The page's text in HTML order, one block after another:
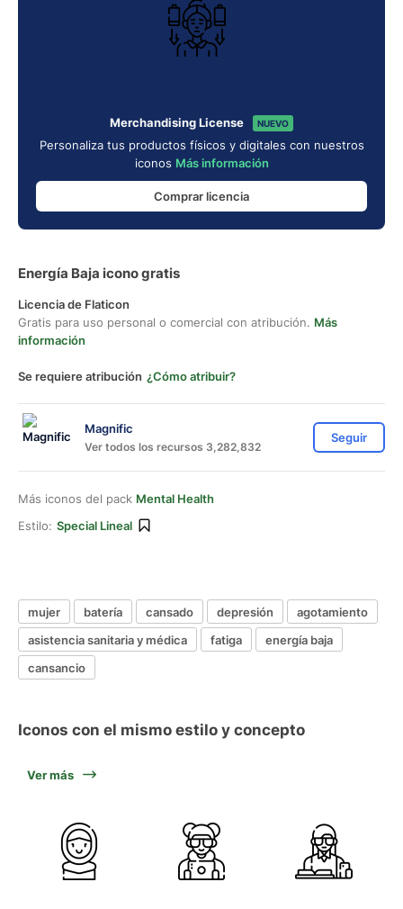
Merchandising License NUEVO
Personaliza tus productos físicos y digitales con nuestros
iconos Más información
Comprar licencia
Energía Baja icono gratis
Licencia de Flaticon
Gratis para uso personal o comercial con atribución. Más
información
Se requiere atribución ¿Cómo atribuir?
Magnific
Ver todos los recursos 3,282,832
Seguir
Más iconos del pack Mental Health
Estilo: Special Lineal
mujer batería cansado depresión
agotamiento
asistencia sanitaria y médica
fatiga
energía baja
cansancio
Iconos con el mismo estilo y concepto
Ver más